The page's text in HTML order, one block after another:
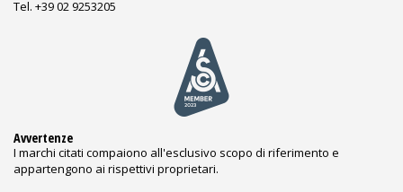
Tel. +39 02 9253205
Avvertenze
I marchi citati compaiono all'esclusivo scopo di riferimento e
appartengono ai rispettivi proprietari.